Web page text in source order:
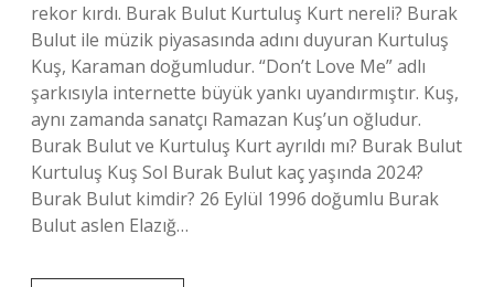
rekor kırdı. Burak Bulut Kurtuluş Kurt nereli? Burak
Bulut ile müzik piyasasında adını duyuran Kurtuluş
Kuş, Karaman doğumludur. “Don’t Love Me” adlı
şarkısıyla internette büyük yankı uyandırmıştır. Kuş,
aynı zamanda sanatçı Ramazan Kuş’un oğludur.
Burak Bulut ve Kurtuluş Kurt ayrıldı mı? Burak Bulut
Kurtuluş Kuş Sol Burak Bulut kaç yaşında 2024?
Burak Bulut kimdir? 26 Eylül 1996 doğumlu Burak
Bulut aslen Elazığ…